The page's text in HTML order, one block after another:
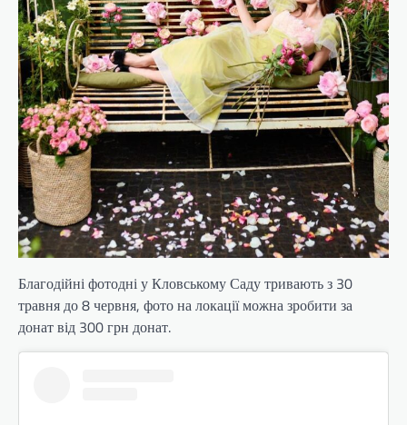
Благодійні фотодні у Кловському Саду тривають з 30
травня до 8 червня, фото на локації можна зробити за
донат від 300 грн донат.